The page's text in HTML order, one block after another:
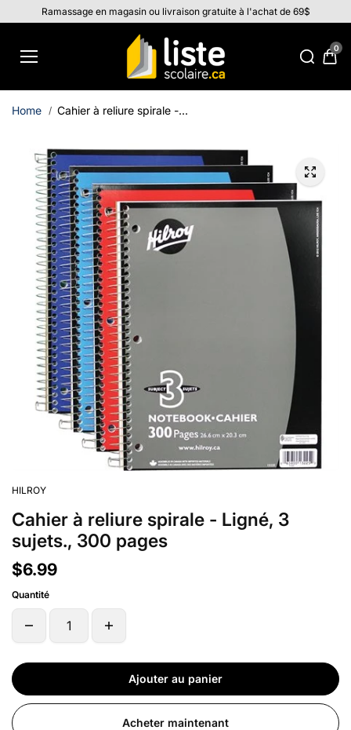
Aller au
contenu
Ramassage en magasin ou livraison gratuite à l'achat de 69$
0
Home Cahier à reliure spirale -...
HILROY
Cahier à reliure spirale - Ligné, 3
sujets., 300 pages
$6.99
Quantité
Ajouter au panier
Acheter maintenant